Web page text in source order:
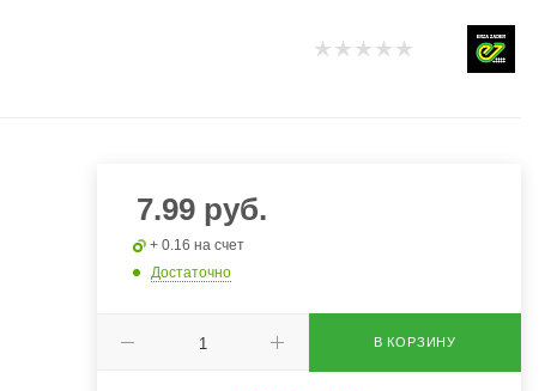
7.99руб.
+ 0.16 на счет
Достаточно
В КОРЗИНУ